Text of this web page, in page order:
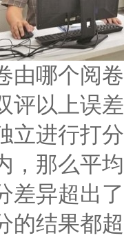
哪个阅卷
评以上误
立进行打
，那么平
差异超出
的结果都